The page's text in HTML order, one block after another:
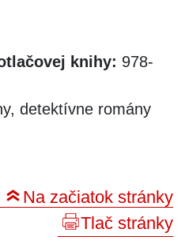
knihy: 978-
detektívne romány
Na začiatok stránky
Tlač stránky